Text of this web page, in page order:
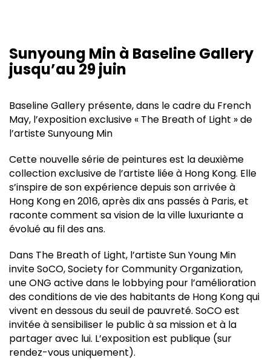
Sunyoung Min à Baseline Gallery
jusqu’au 29 juin
Baseline Gallery présente, dans le cadre du French
May, l’exposition exclusive « The Breath of Light » de
l’artiste Sunyoung Min
Cette nouvelle série de peintures est la deuxième
collection exclusive de l’artiste liée à Hong Kong. Elle
s’inspire de son expérience depuis son arrivée à
Hong Kong en 2016, après dix ans passés à Paris, et
raconte comment sa vision de la ville luxuriante a
évolué au fil des ans.
Dans The Breath of Light, l’artiste Sun Young Min
invite SoCO, Society for Community Organization,
une ONG active dans le lobbying pour l’amélioration
des conditions de vie des habitants de Hong Kong qui
vivent en dessous du seuil de pauvreté. SoCO est
invitée à sensibiliser le public à sa mission et à la
partager avec lui. L’exposition est publique (sur
rendez-vous uniquement).